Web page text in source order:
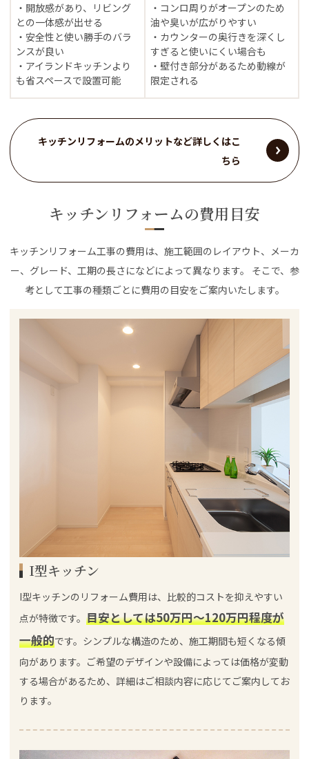
・開放感があり、リビング
との一体感が出せる
・安全性と使い勝手のバラ
ンスが良い
・アイランドキッチンより
も省スペースで設置可能
・コンロ周りがオープンのため
油や臭いが広がりやすい
・カウンターの奥行きを深くし
すぎると使いにくい場合も
・壁付き部分があるため動線が
限定される
キッチンリフォームのメリットなど詳しくはこ
ちら
キッチンリフォームの費用目安
キッチンリフォーム工事の費用は、施工範囲のレイアウト、メーカ
ー、グレード、工期の長さになどによって異なります。 そこで、参
考として工事の種類ごとに費用の目安をご案内いたします。
I型キッチン
I型キッチンのリフォーム費用は、比較的コストを抑えやすい
点が特徴です。 目安としては50万円～120万円程度が
一般的です。シンプルな構造のため、施工期間も短くなる傾
向があります。ご希望のデザインや設備によっては価格が変動
する場合があるため、詳細はご相談内容に応じてご案内してお
ります。